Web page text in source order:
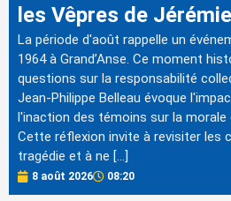
les Vêpres de
La période d'août rappelle un
1964 à Grand’Anse. Ce moment
questions sur la responsabilité
Jean-Philippe Belleau évoque
l'inaction des témoins sur la morale
Cette réflexion invite à revisiter les
tragédie et à ne […]
8 août 2026 08:20